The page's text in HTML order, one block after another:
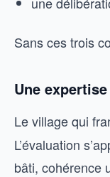
Sans ces trois
Une
Le village qui
L’évaluation
bâti, cohérence